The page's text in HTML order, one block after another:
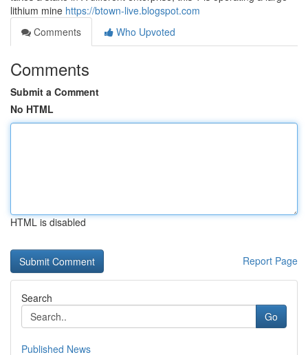
lithium mine https://btown-live.blogspot.com
Comments
Who Upvoted
Comments
Submit a Comment
No HTML
HTML is disabled
Report Page
Search
Go
Published News